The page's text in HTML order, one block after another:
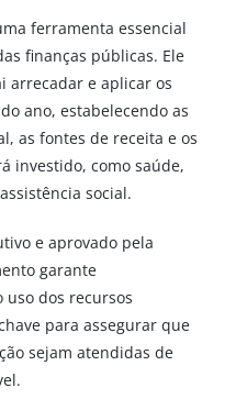
ferramenta essencial
finanças públicas. Ele
arrecadar e aplicar os
ano, estabelecendo as
as fontes de receita e os
investido, como saúde,
social.
e aprovado pela
garante
dos recursos
para assegurar que
sejam atendidas de